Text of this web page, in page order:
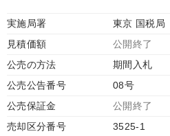
実施局署
東京 国税局
見積価額
公開終了
公売の方法
期間入札
公売公告番号
08号
公売保証金
公開終了
売却区分番号
3525-1